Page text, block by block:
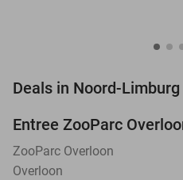
Deals in Noord-Limburg
TODAY
Entree ZooParc
ZooParc Overloon
Overloon